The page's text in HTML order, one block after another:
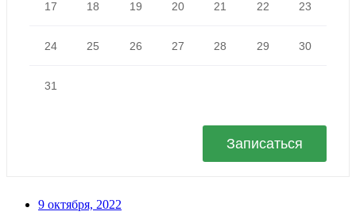
9 октября, 2022